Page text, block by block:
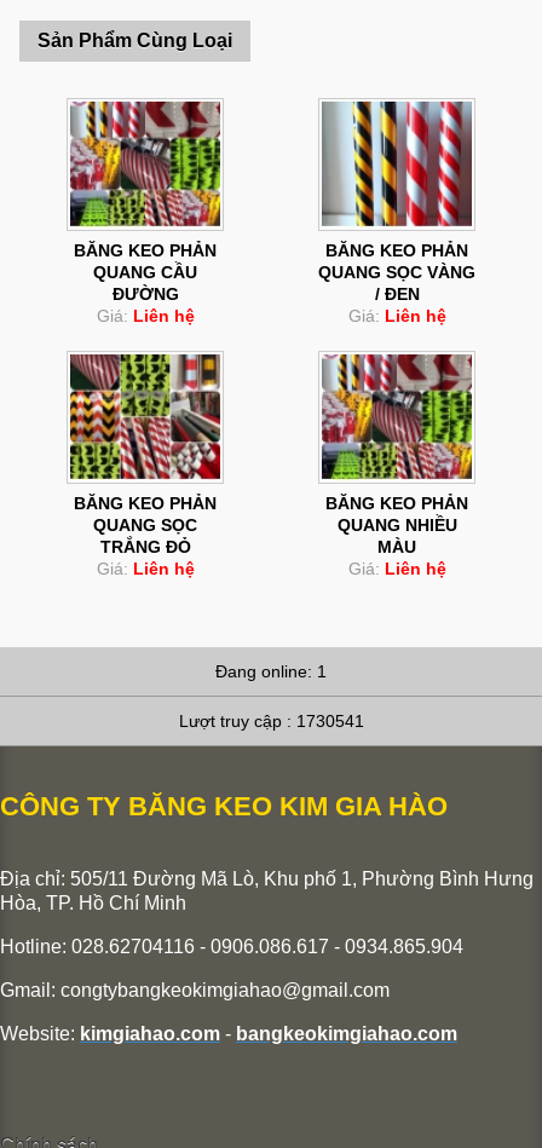
Sản Phẩm Cùng Loại
BĂNG KEO PHẢN
QUANG CẦU
ĐƯỜNG
Giá: Liên hệ
BĂNG KEO PHẢN
QUANG SỌC VÀNG
/ ĐEN
Giá: Liên hệ
BĂNG KEO PHẢN
QUANG SỌC
TRẮNG ĐỎ
Giá: Liên hệ
BĂNG KEO PHẢN
QUANG NHIỀU
MÀU
Giá: Liên hệ
Đang online: 1
Lượt truy cập : 1730541
CÔNG TY BĂNG KEO KIM GIA HÀO
Địa chỉ: 505/11 Đường Mã Lò, Khu phố 1, Phường Bình Hưng
Hòa, TP. Hồ Chí Minh
Hotline: 028.62704116 - 0906.086.617 - 0934.865.904
Gmail: congtybangkeokimgiahao@gmail.com
Website: kimgiahao.com - bangkeokimgiahao.com